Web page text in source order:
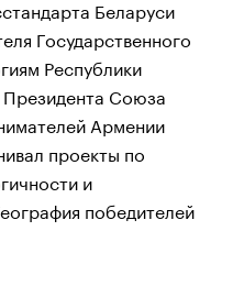
Беларуси
Государственного
Республики
Союза
Армении
проекты по
и
победителей